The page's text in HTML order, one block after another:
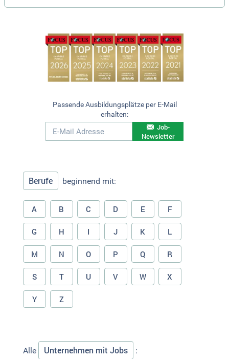
Passende Ausbildungsplätze per E-Mail
erhalten:
Job-
Newsletter
Berufe beginnend mit:
A B C D E F
G H I J K L
M N O P Q R
S T U V W X
Y Z
Alle Unternehmen mit Jobs :